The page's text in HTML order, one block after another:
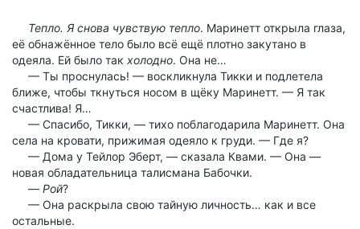
Тепло. Я снова чувствую тепло. Маринетт открыла глаза,
её обнажённое тело было всё ещё плотно закутано в
одеяла. Ей было так холодно. Она не…
— Ты проснулась! — воскликнула Тикки и подлетела
ближе, чтобы ткнуться носом в щёку Маринетт. — Я так
счастлива! Я…
— Спасибо, Тикки, — тихо поблагодарила Маринетт. Она
села на кровати, прижимая одеяло к груди. — Где я?
— Дома у Тейлор Эберт, — сказала Квами. — Она —
новая обладательница талисмана Бабочки.
— Рой?
— Она раскрыла свою тайную личность… как и все
остальные.